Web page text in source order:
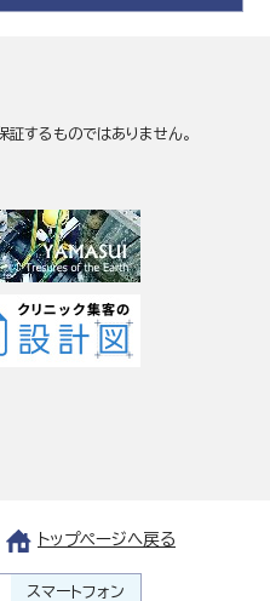
証するものではありません。
トップページへ戻る
スマートフォン